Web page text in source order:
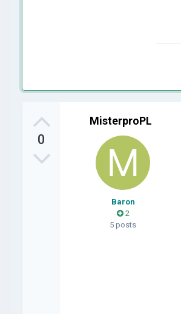
0
MisterproPL
Baron
2
5 posts